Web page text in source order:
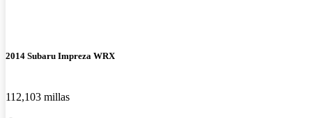
2014 Subaru Impreza WRX
112,103 millas